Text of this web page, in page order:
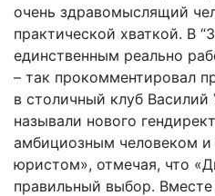
очень здравомыслящий
практической хваткой. В
единственным реально
– так прокомментировал
в столичный клуб
называли нового
амбициозным человеком и
юристом», отмечая, что
правильный выбор.